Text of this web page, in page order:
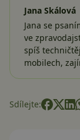
Jana Skálová
Jana se
ve
spíš
mobilech,
Sdílejte: